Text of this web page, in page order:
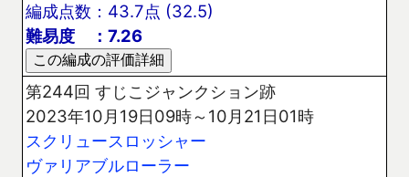
編成点数：43.7点 (32.5)
難易度 ：7.26
第244回 すじこジャンクション跡
2023年10月19日09時～10月21日01時
スクリュースロッシャー
ヴァリアブルローラー